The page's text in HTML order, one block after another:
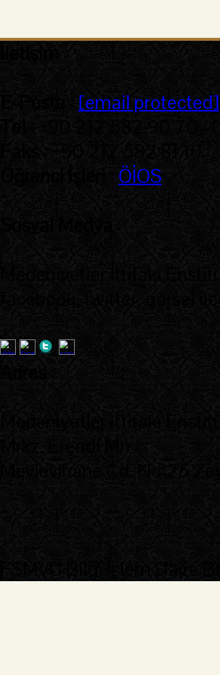
İletişim:
E-Posta :[email protected]
Tel :+90 212 582 90 70 -
Faks :+90 212 582 81 10
Öğrenci İşleri :ÖİOS
Sosyal Medya:
Medeniyetler İttifakı
facebook, twitter, görsel
Adres:
Medeniyetler İttifakı
Mrkz. Efendi Mh.
Mevlevihane Cd. No:25
FSMVÜ Bilgi İşlem Daire